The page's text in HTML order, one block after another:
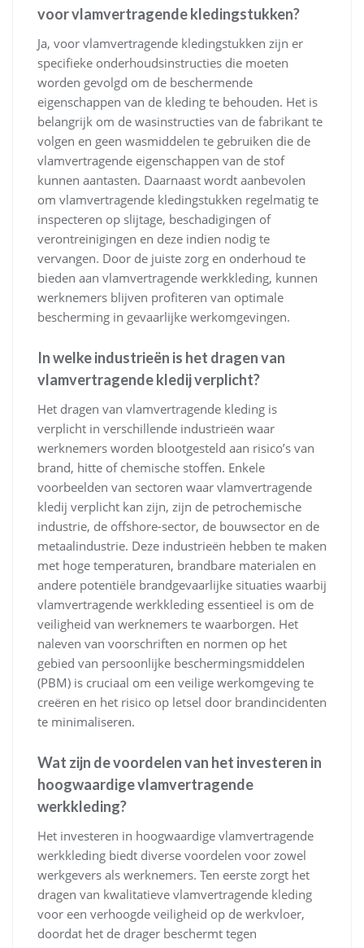
voor vlamvertragende kledingstukken?
Ja, voor vlamvertragende kledingstukken zijn er
specifieke onderhoudsinstructies die moeten
worden gevolgd om de beschermende
eigenschappen van de kleding te behouden. Het is
belangrijk om de wasinstructies van de fabrikant te
volgen en geen wasmiddelen te gebruiken die de
vlamvertragende eigenschappen van de stof
kunnen aantasten. Daarnaast wordt aanbevolen
om vlamvertragende kledingstukken regelmatig te
inspecteren op slijtage, beschadigingen of
verontreinigingen en deze indien nodig te
vervangen. Door de juiste zorg en onderhoud te
bieden aan vlamvertragende werkkleding, kunnen
werknemers blijven profiteren van optimale
bescherming in gevaarlijke werkomgevingen.
In welke industrieën is het dragen van
vlamvertragende kledij verplicht?
Het dragen van vlamvertragende kleding is
verplicht in verschillende industrieën waar
werknemers worden blootgesteld aan risico’s van
brand, hitte of chemische stoffen. Enkele
voorbeelden van sectoren waar vlamvertragende
kledij verplicht kan zijn, zijn de petrochemische
industrie, de offshore-sector, de bouwsector en de
metaalindustrie. Deze industrieën hebben te maken
met hoge temperaturen, brandbare materialen en
andere potentiële brandgevaarlijke situaties waarbij
vlamvertragende werkkleding essentieel is om de
veiligheid van werknemers te waarborgen. Het
naleven van voorschriften en normen op het
gebied van persoonlijke beschermingsmiddelen
(PBM) is cruciaal om een veilige werkomgeving te
creëren en het risico op letsel door brandincidenten
te minimaliseren.
Wat zijn de voordelen van het investeren in
hoogwaardige vlamvertragende
werkkleding?
Het investeren in hoogwaardige vlamvertragende
werkkleding biedt diverse voordelen voor zowel
werkgevers als werknemers. Ten eerste zorgt het
dragen van kwalitatieve vlamvertragende kleding
voor een verhoogde veiligheid op de werkvloer,
doordat het de drager beschermt tegen